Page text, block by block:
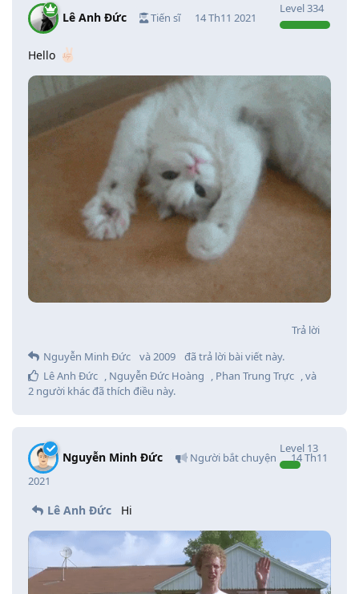
Lê Anh Đức Tiến sĩ
Level334
14 Th11 2021
Hello
Trả lời
Nguyễn Minh Đức
và2009
đã trả lời bài viết này.
Lê Anh Đức , Nguyễn Đức Hoàng , Phan Trung Trực , và
2 người khácđã thích điều này.
Nguyễn Minh Đức Người bắt chuyện
Level 13
14 Th11
2021
Lê Anh Đức Hi